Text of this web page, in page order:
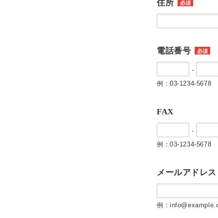
住所 必須
電話番号 必須
-
例：03-1234-5678
FAX
-
例：03-1234-5678
メールアドレス
例：